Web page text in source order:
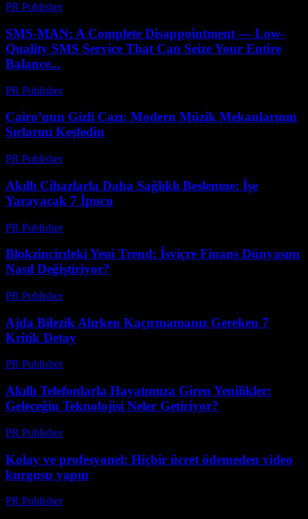
PR Publisher-
SMS-MAN: A Complete Disappointment — Low-
Quality SMS Service That Can Seize Your Entire
Balance...
PR Publisher-
Cairo’nun Gizli Cazı: Modern Müzik Mekanlarının
Sırlarını Keşfedin
PR Publisher-
Akıllı Cihazlarla Daha Sağlıklı Beslenme: İşe
Yarayacak 7 İpucu
PR Publisher-
Blokzincirdeki Yeni Trend: İsviçre Finans Dünyasını
Nasıl Değiştiriyor?
PR Publisher-
Ajda Bilezik Alırken Kaçırmamanız Gereken 7
Kritik Detay
PR Publisher-
Akıllı Telefonlarla Hayatımıza Giren Yenilikler:
Geleceğin Teknolojisi Neler Getiriyor?
PR Publisher-
Kolay ve profesyonel: Hiçbir ücret ödemeden video
kurgusu yapın
PR Publisher-